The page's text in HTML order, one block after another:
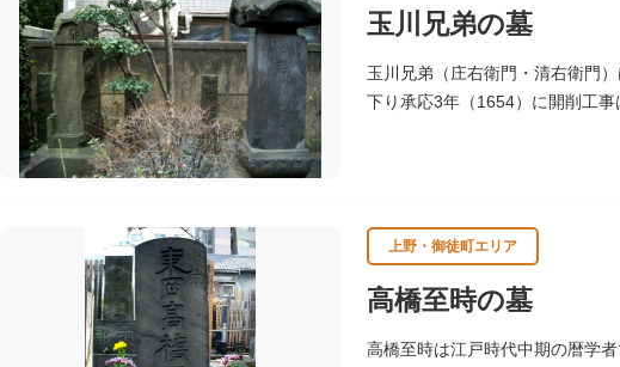
玉川兄弟の墓
玉川兄弟（庄右衛門・清右衛門
下り承応3年（1654）に開削工
上野・御徒町エリア
高橋至時の墓
高橋至時は江戸時代中期の暦学